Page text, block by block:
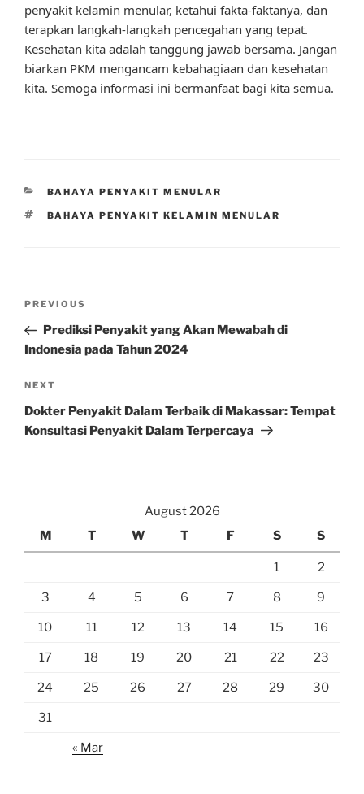
penyakit kelamin menular, ketahui fakta-faktanya, dan
terapkan langkah-langkah pencegahan yang tepat.
Kesehatan kita adalah tanggung jawab bersama. Jangan
biarkan PKM mengancam kebahagiaan dan kesehatan
kita. Semoga informasi ini bermanfaat bagi kita semua.
CATEGORIES
BAHAYA PENYAKIT MENULAR
TAGS
BAHAYA PENYAKIT KELAMIN MENULAR
Previous
Post
PREVIOUS
Prediksi Penyakit yang Akan Mewabah di
Indonesia pada Tahun 2024
Next
Post
NEXT
Dokter Penyakit Dalam Terbaik di Makassar: Tempat
Konsultasi Penyakit Dalam Terpercaya
August 2026
M
T W T F S S
1 2
3 4 5 6 7 8 9
10 11 12 13 14 15 16
17 18 19 20 21 22 23
24 25 26 27 28 29 30
31
« Mar